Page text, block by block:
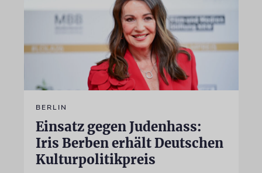
BERLIN
Einsatz gegen Judenhass:
Iris Berben erhält Deutschen
Kulturpolitikpreis